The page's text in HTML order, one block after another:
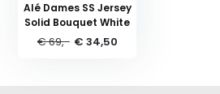
Alé Dames SS Jersey
Solid Bouquet White
€ 69,- € 34,50